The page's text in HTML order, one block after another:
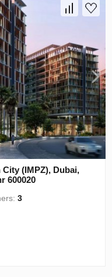
(IMPZ), Dubai,
600020
3